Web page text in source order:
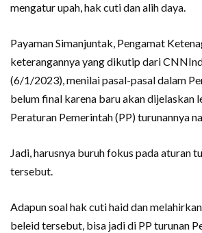
mengatur upah, hak cuti dan alih daya.
Payaman Simanjuntak, Pengamat
keterangannya yang dikutip dari
(6/1/2023), menilai pasal-pasal dalam
belum final karena baru akan dijelaskan
Peraturan Pemerintah (PP) turunannya
Jadi, harusnya buruh fokus pada aturan
tersebut.
Adapun soal hak cuti haid dan
beleid tersebut, bisa jadi di PP turunan